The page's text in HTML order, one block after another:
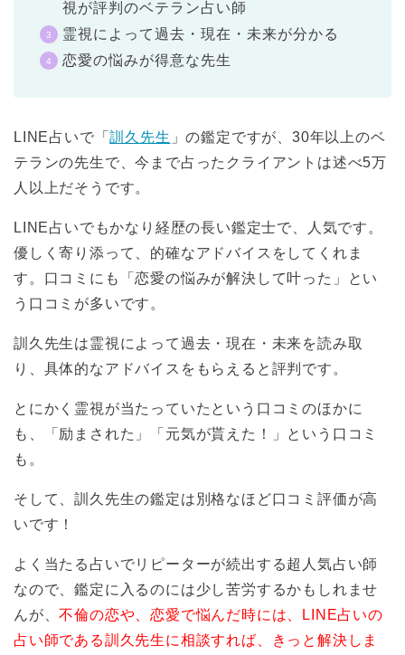
視が評判のベテラン占い師
霊視によって過去・現在・未来が分かる
恋愛の悩みが得意な先生
LINE占いで「訓久先生 」の鑑定ですが、30年以上のベ
テランの先生で、今まで占ったクライアントは述べ5万
人以上だそうです。
LINE占いでもかなり経歴の長い鑑定士で、人気です。
優しく寄り添って、的確なアドバイスをしてくれま
す。口コミにも「恋愛の悩みが解決して叶った」とい
う口コミが多いです。
訓久先生は霊視によって過去・現在・未来を読み取
り、具体的なアドバイスをもらえると評判です。
とにかく霊視が当たっていたという口コミのほかに
も、「励まされた」「元気が貰えた！」という口コミ
も。
そして、訓久先生の鑑定は別格なほど口コミ評価が高
いです！
よく当たる占いでリピーターが続出する超人気占い師
なので、鑑定に入るのには少し苦労するかもしれませ
んが、不倫の恋や、恋愛で悩んだ時には、LINE占いの
占い師である訓久先生に相談すれば、きっと解決しま